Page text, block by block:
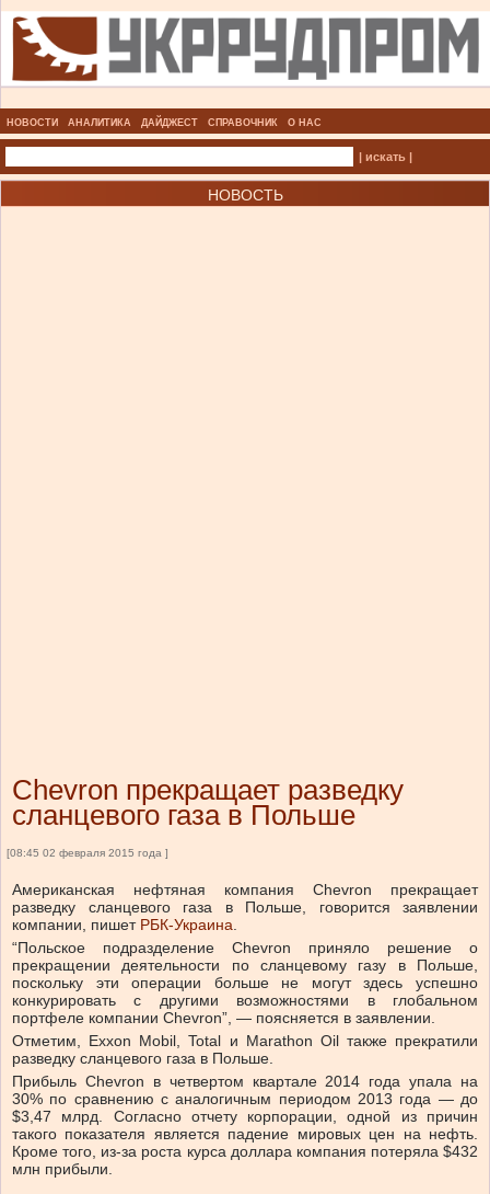
НОВОСТИ АНАЛИТИКА ДАЙДЖЕСТ СПРАВОЧНИК О НАС
| искать |
НОВОСТЬ
Chevron прекращает разведку
сланцевого газа в Польше
[08:45 02 февраля 2015 года ]
Американская нефтяная компания Chevron прекращает
разведку сланцевого газа в Польше, говорится заявлении
компании, пишет РБК-Украина.
“Польское подразделение Chevron приняло решение о
прекращении деятельности по сланцевому газу в Польше,
поскольку эти операции больше не могут здесь успешно
конкурировать с другими возможностями в глобальном
портфеле компании Chevron”, — поясняется в заявлении.
Отметим, Exxon Mobil, Total и Marathon Oil также прекратили
разведку сланцевого газа в Польше.
Прибыль Chevron в четвертом квартале 2014 года упала на
30% по сравнению с аналогичным периодом 2013 года — до
$3,47 млрд. Согласно отчету корпорации, одной из причин
такого показателя является падение мировых цен на нефть.
Кроме того, из-за роста курса доллара компания потеряла $432
млн прибыли.